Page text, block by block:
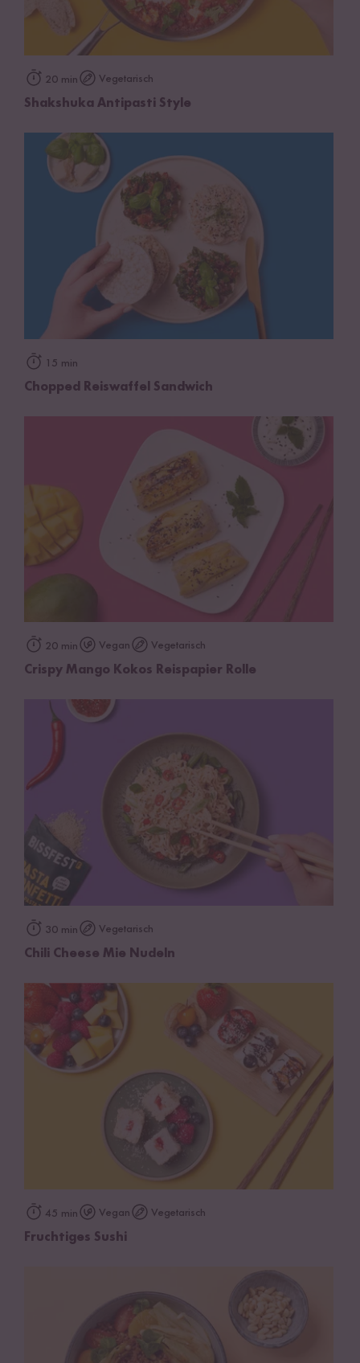
20 min Vegetarisch
Shakshuka Antipasti Style
15 min
Chopped Reiswaffel Sandwich
20 min Vegan Vegetarisch
Crispy Mango Kokos Reispapier Rolle
30 min Vegetarisch
Chili Cheese Mie Nudeln
45 min Vegan Vegetarisch
Fruchtiges Sushi